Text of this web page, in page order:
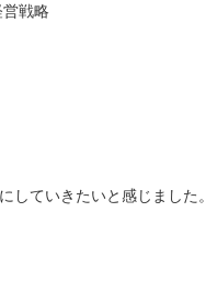
戦略
していきたいと感じました。